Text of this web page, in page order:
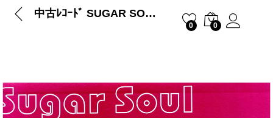
中古ﾚｺｰﾄﾞ SUGAR SOUL – 悲しみの花に (DJ Hasebe Remix) / COSMIC FAMILY
0 0